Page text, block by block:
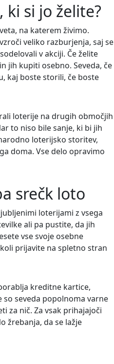
si jo želite?
na katerem živimo.
veliko razburjenja, saj se
v akciji. Če želite
jih kupiti osebno. Seveda, če
kaj boste storili, če boste
loterije na drugih območjih
to niso bile sanje, ki bi jih
loterijsko storitev,
doma. Vse delo opravimo
srečk loto
loterijami z vsega
ali pa pustite, da jih
vse svoje osebne
prijavite na spletno stran
kreditne kartice,
so seveda popolnoma varne
za nič. Za vsak prihajajoči
žrebanja, da se lažje